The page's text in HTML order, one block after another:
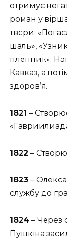
отримує
роман у
твори:
шаль»,
пленник».
Кавказ, а
здоров’я.
1821 –
1822 –
1823 –
службу до
1824 – Через
Пушкіна